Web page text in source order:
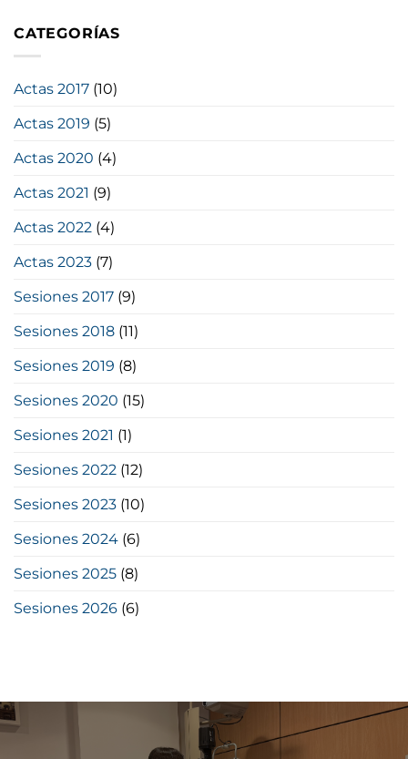
CATEGORÍAS
Actas 2017 (10)
Actas 2019 (5)
Actas 2020 (4)
Actas 2021 (9)
Actas 2022 (4)
Actas 2023 (7)
Sesiones 2017 (9)
Sesiones 2018 (11)
Sesiones 2019 (8)
Sesiones 2020 (15)
Sesiones 2021 (1)
Sesiones 2022 (12)
Sesiones 2023 (10)
Sesiones 2024 (6)
Sesiones 2025 (8)
Sesiones 2026 (6)